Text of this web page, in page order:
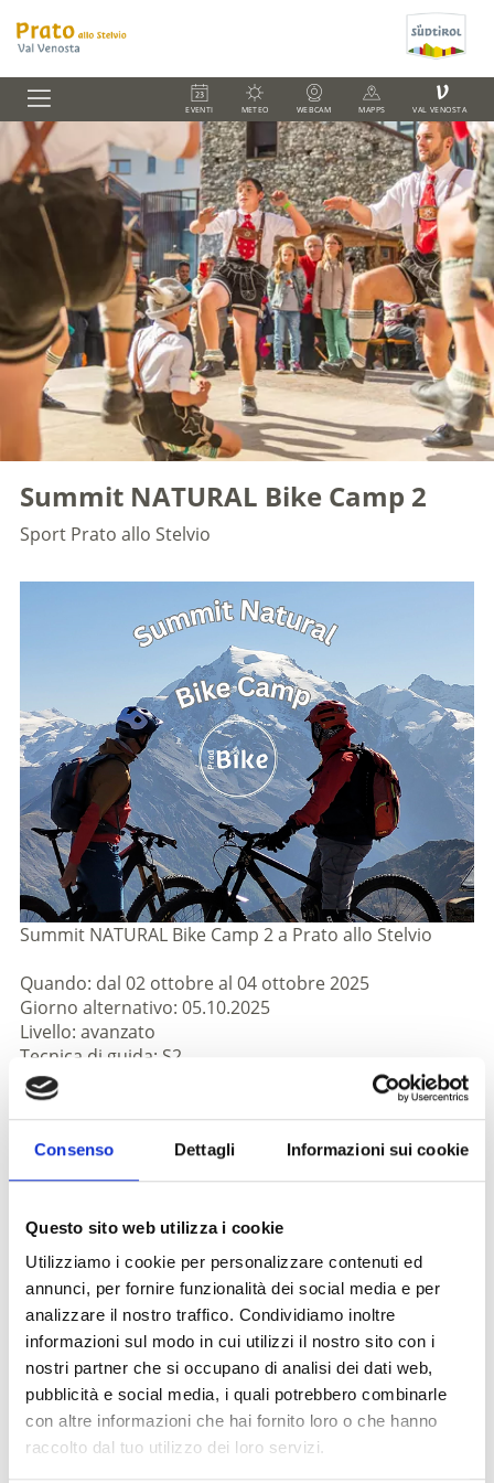
Consenso Dettagli Informazioni sui cookie
Questo sito web utilizza i cookie
Utilizziamo i cookie per personalizzare contenuti ed
annunci, per fornire funzionalità dei social media e per
analizzare il nostro traffico. Condividiamo inoltre
informazioni sul modo in cui utilizzi il nostro sito con i
nostri partner che si occupano di analisi dei dati web,
pubblicità e social media, i quali potrebbero combinarle
con altre informazioni che hai fornito loro o che hanno
raccolto dal tuo utilizzo dei loro servizi.
EVENTI METEO WEBCAM MAPPS
V
VAL VENOSTA
Summit NATURAL Bike Camp 2
Sport Prato allo Stelvio
Summit NATURAL Bike Camp 2 a Prato allo Stelvio
Quando: dal 02 ottobre al 04 ottobre 2025
Giorno alternativo: 05.10.2025
Livello: avanzato
Tecnica di guida: S2
Giorno 1: con navetta 1100 up/1700 down 32 km
(passaggio a spinta/portata)
(passaggio a spinta)
Giorno 3: con navetta 1400 up/2100 down 30 km
Prezzo: 205€ prezzo standard, 160€ prezzo speciale
aziende partner di Prato
Servizio incluso: guida, navette e regalo di alta qualità
Termine di iscrizione: 2 settimane prima del campo
Informazioni
https://www.prad.info
Iscrizione richiesta